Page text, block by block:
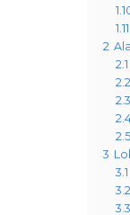
1.11
2
2.1
2.2
2.3
2.5
3
3.1
3.2
3.3